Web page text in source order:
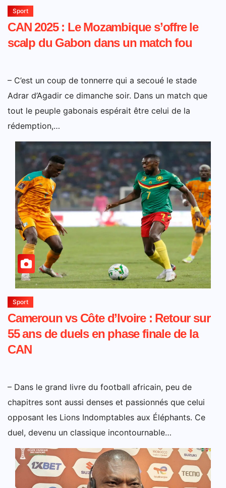
Sport
CAN 2025 : Le Mozambique s’offre le
scalp du Gabon dans un match fou
– C’est un coup de tonnerre qui a secoué le stade
Adrar d’Agadir ce dimanche soir. Dans un match que
tout le peuple gabonais espérait être celui de la
rédemption,…
Sport
Cameroun vs Côte d’Ivoire : Retour sur
55 ans de duels en phase finale de la
CAN
– Dans le grand livre du football africain, peu de
chapitres sont aussi denses et passionnés que celui
opposant les Lions Indomptables aux Éléphants. Ce
duel, devenu un classique incontournable…